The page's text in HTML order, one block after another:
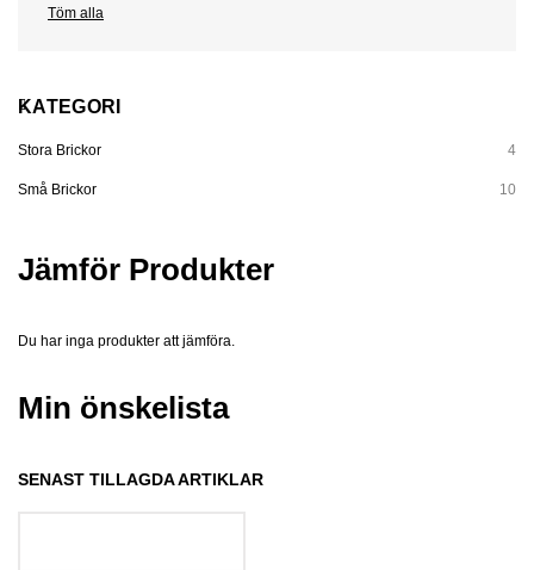
Töm alla
KATEGORI
Stora Brickor 4
Små Brickor 10
Jämför Produkter
Du har inga produkter att jämföra.
Min önskelista
SENAST TILLAGDA ARTIKLAR